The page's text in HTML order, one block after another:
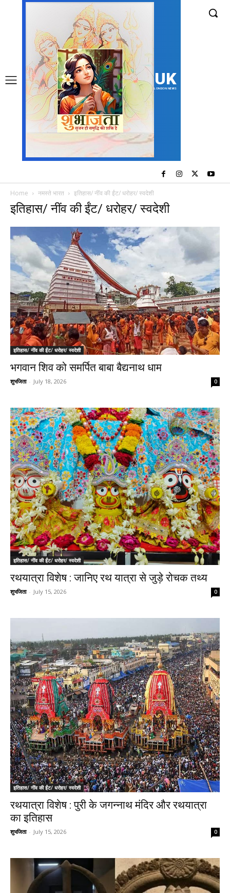
UK
LONDON NEWS
Home नमस्ते भारत इतिहास/ नींव की ईंट/ धरोहर/ स्वदेशी
इतिहास/ नींव की ईंट/ धरोहर/ स्वदेशी
इतिहास/ नींव की ईंट/ धरोहर/ स्वदेशी
भगवान शिव को समर्पित बाबा बैद्यनाथ धाम
शुभजिता - July 18, 2026 0
इतिहास/ नींव की ईंट/ धरोहर/ स्वदेशी
रथयात्रा विशेष : जानिए रथ यात्रा से जुड़े रोचक तथ्य
शुभजिता - July 15, 2026 0
इतिहास/ नींव की ईंट/ धरोहर/ स्वदेशी
रथयात्रा विशेष : पुरी के जगन्नाथ मंदिर और रथयात्रा
का इतिहास
शुभजिता - July 15, 2026 0